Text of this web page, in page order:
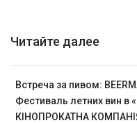
Читайте далее
Встреча за пивом:
Фестиваль летних вин
КІНОПРОКАТНА